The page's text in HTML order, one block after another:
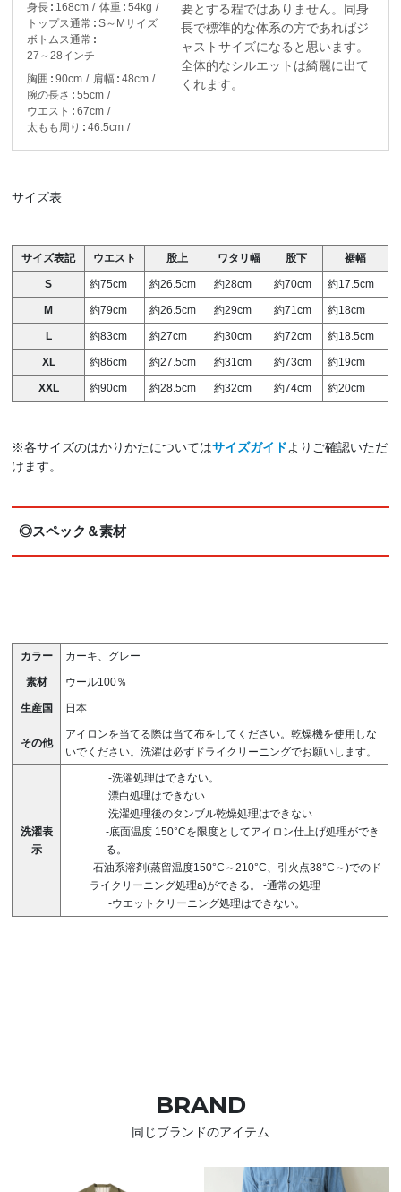
身長 168cm 体重
54kg
トップス通常
S～Mサイズ
ボトムス通常
27～28インチ
胸囲
90cm 肩幅
48cm
腕の長さ
55cm
ウエスト
67cm
太もも周り
46.5cm
要とする程ではありません。同身
長で標準的な体系の方であればジ
ャストサイズになると思います。
全体的なシルエットは綺麗に出て
くれます。
サイズ表
サイズ表記 ウエスト 股上 ワタリ幅 股下 裾幅
S 約75cm 約26.5cm 約28cm 約70cm 約17.5cm
M 約79cm 約26.5cm 約29cm 約71cm 約18cm
L 約83cm 約27cm 約30cm 約72cm 約18.5cm
XL 約86cm 約27.5cm 約31cm 約73cm 約19cm
XXL 約90cm 約28.5cm 約32cm 約74cm 約20cm
※各サイズのはかりかたについてはサイズガイドよりご確認いただ
けます。
◎スペック＆素材
カラー カーキ、グレー
素材 ウール100％
生産国 日本
その他
アイロンを当てる際は当て布をしてください。乾燥機を使用しな
いでください。洗濯は必ずドライクリーニングでお願いします。
洗濯表
示
-洗濯処理はできない。
漂白処理はできない
洗濯処理後のタンブル乾燥処理はできない
-底面温度 150°Cを限度としてアイロン仕上げ処理ができ
る。
-石油系溶剤(蒸留温度150°C～210°C、引火点38°C～)でのド
ライクリーニング処理a)ができる。
-通常の処理
-ウエットクリーニング処理はできない。
BRAND
同じブランドのアイテム